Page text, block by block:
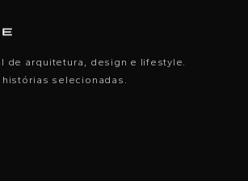
de arquitetura, design e lifestyle.
selecionadas.